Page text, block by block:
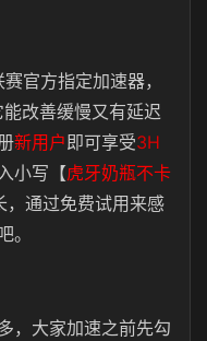
官方指定加速器，
改善缓慢又有延迟
新用户即可享受3H
小写 【虎牙奶瓶不卡
，通过免费试用来感
。
，大家加速之前先勾